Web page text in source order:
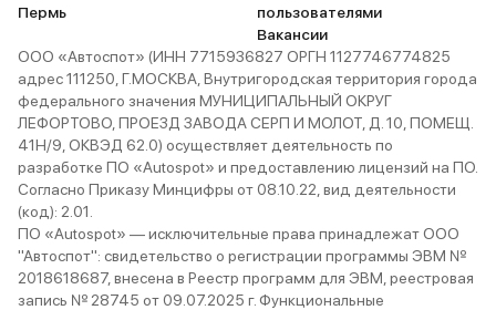
Пермь
пользователями
Вакансии
ООО «Автоспот» (ИНН 7715936827 ОРГН 1127746774825
адрес 111250, Г.МОСКВА, Внутригородская территория города
федерального значения МУНИЦИПАЛЬНЫЙ ОКРУГ
ЛЕФОРТОВО, ПРОЕЗД ЗАВОДА СЕРП И МОЛОТ, Д. 10, ПОМЕЩ.
41Н/9, ОКВЭД 62.0) осуществляет деятельность по
разработке ПО «Autospot» и предоставлению лицензий на ПО.
Согласно Приказу Минцифры от 08.10.22, вид деятельности
(код): 2.01.
ПО «Autospot» — исключительные права принадлежат ООО
"Автоспот": свидетельство о регистрации программы ЭВМ №
2018618687, внесена в Реестр программ для ЭВМ, реестровая
запись № 28745 от 09.07.2025 г. Функциональные